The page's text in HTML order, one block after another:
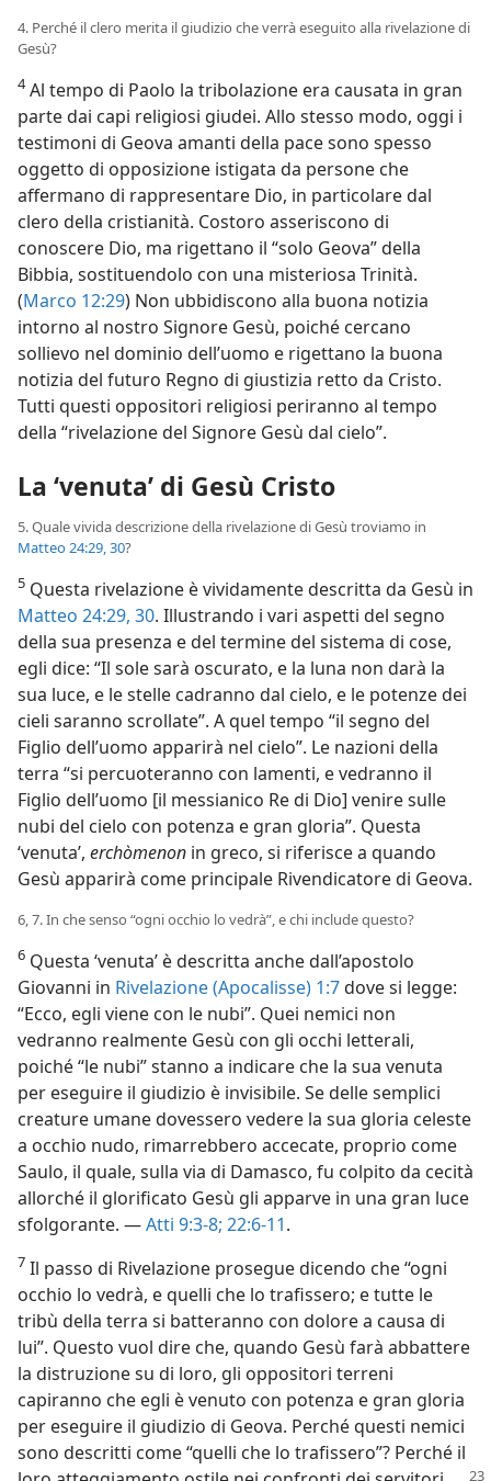
4. Perché il clero merita il giudizio che verrà eseguito alla rivelazione di
Gesù?
4Al tempo di Paolo la tribolazione era causata in gran
parte dai capi religiosi giudei. Allo stesso modo, oggi i
testimoni di Geova amanti della pace sono spesso
oggetto di opposizione istigata da persone che
affermano di rappresentare Dio, in particolare dal
clero della cristianità. Costoro asseriscono di
conoscere Dio, ma rigettano il “solo Geova” della
Bibbia, sostituendolo con una misteriosa Trinità.
(Marco 12:29) Non ubbidiscono alla buona notizia
intorno al nostro Signore Gesù, poiché cercano
sollievo nel dominio dell’uomo e rigettano la buona
notizia del futuro Regno di giustizia retto da Cristo.
Tutti questi oppositori religiosi periranno al tempo
della “rivelazione del Signore Gesù dal cielo”.
La ‘venuta’ di Gesù Cristo
5. Quale vivida descrizione della rivelazione di Gesù troviamo in
Matteo 24:29, 30?
5 Questa rivelazione è vividamente descritta da Gesù in
Matteo 24:29, 30. Illustrando i vari aspetti del segno
della sua presenza e del termine del sistema di cose,
egli dice: “Il sole sarà oscurato, e la luna non darà la
sua luce, e le stelle cadranno dal cielo, e le potenze dei
cieli saranno scrollate”. A quel tempo “il segno del
Figlio dell’uomo apparirà nel cielo”. Le nazioni della
terra “si percuoteranno con lamenti, e vedranno il
Figlio dell’uomo [il messianico Re di Dio] venire sulle
nubi del cielo con potenza e gran gloria”. Questa
‘venuta’, erchòmenon in greco, si riferisce a quando
Gesù apparirà come principale Rivendicatore di Geova.
6, 7. In che senso “ogni occhio lo vedrà”, e chi include questo?
6 Questa ‘venuta’ è descritta anche dall’apostolo
Giovanni in Rivelazione (Apocalisse) 1:7dove si legge:
“Ecco, egli viene con le nubi”. Quei nemici non
vedranno realmente Gesù con gli occhi letterali,
poiché “le nubi” stanno a indicare che la sua venuta
per eseguire il giudizio è invisibile. Se delle semplici
creature umane dovessero vedere la sua gloria celeste
a occhio nudo, rimarrebbero accecate, proprio come
Saulo, il quale, sulla via di Damasco, fu colpito da cecità
allorché il glorificato Gesù gli apparve in una gran luce
sfolgorante. —Atti 9:3-8; 22:6-11.
7 Il passo di Rivelazione prosegue dicendo che “ogni
occhio lo vedrà, e quelli che lo trafissero; e tutte le
tribù della terra si batteranno con dolore a causa di
lui”. Questo vuol dire che, quando Gesù farà abbattere
la distruzione su di loro, gli oppositori terreni
capiranno che egli è venuto con potenza e gran gloria
per eseguire il giudizio di Geova. Perché questi nemici
sono descritti come “quelli che lo trafissero”? Perché il